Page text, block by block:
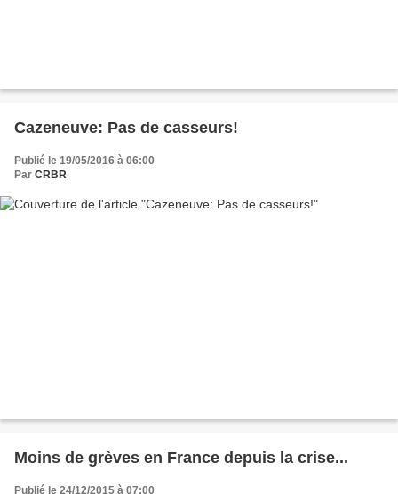
Cazeneuve: Pas de casseurs!
Publié le 19/05/2016 à 06:00
Par CRBR
Moins de grèves en France depuis la crise...
Publié le 24/12/2015 à 07:00